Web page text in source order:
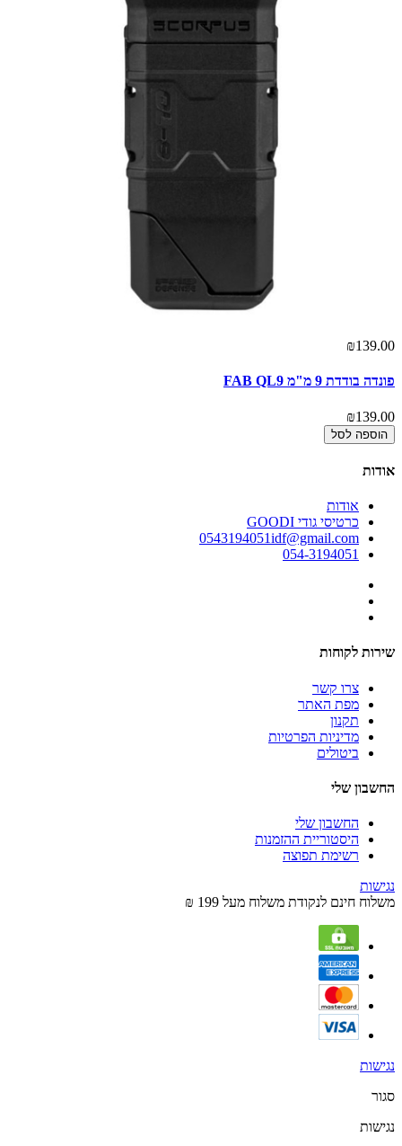
₪139.00
פונדה בודדת 9 מ"מ FAB QL9
₪139.00
הוספה לסל
אודות
אודות
כרטיסי גודי GOODI
0543194051idf@gmail.com
054-3194051
שירות לקוחות
צרו קשר
מפת האתר
תקנון
מדיניות הפרטיות
ביטולים
החשבון שלי
החשבון שלי
היסטוריית ההזמנות
רשימת תפוצה
נגישות
משלוח חינם לנקודת משלוח מעל 199 ₪
נגישות
סגור
נגישות